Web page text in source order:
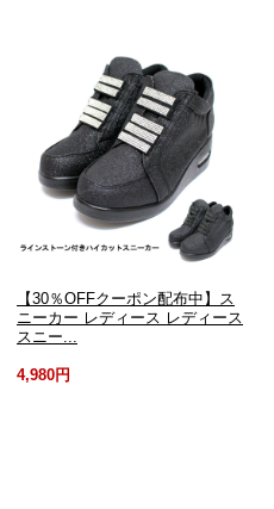
【30％OFFクーポン配布中】ス
ニーカー レディース レディース
スニー...
4,980円